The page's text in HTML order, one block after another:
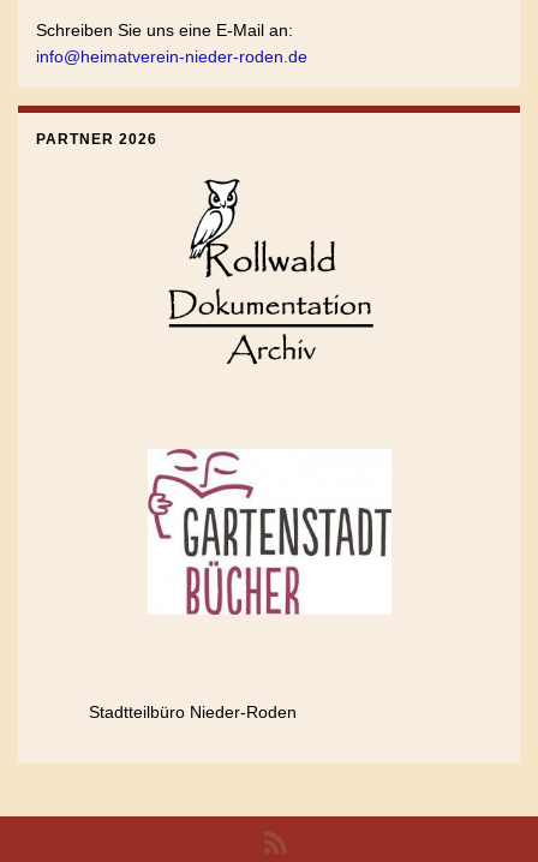
Schreiben Sie uns eine E-Mail an:
info@heimatverein-nieder-roden.de
PARTNER 2026
Stadtteilbüro Nieder-Roden